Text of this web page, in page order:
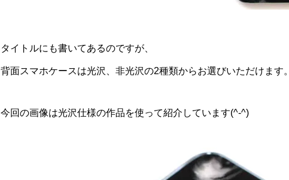
タイトルにも書いてあるのですが、
背面スマホケースは光沢、非光沢の2種類からお選びいただけます。
今回の画像は光沢仕様の作品を使って紹介しています(^-^)